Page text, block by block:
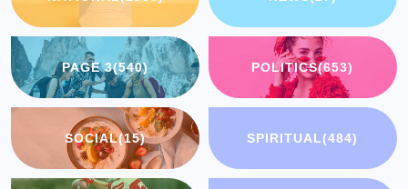
PAGE 3(540) POLITICS(653)
SOCIAL(15) SPIRITUAL(484)